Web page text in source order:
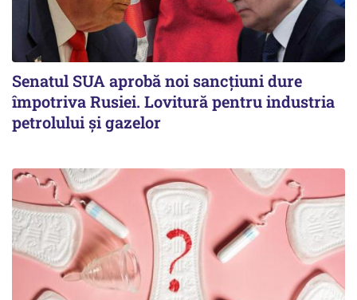
Senatul SUA aprobă noi sancțiuni dure
împotriva Rusiei. Lovitură pentru industria
petrolului și gazelor